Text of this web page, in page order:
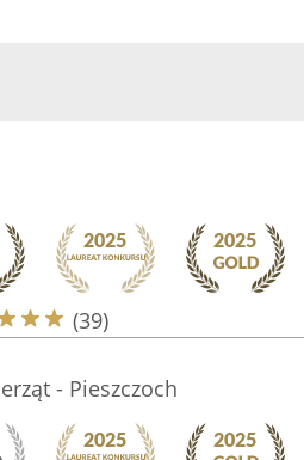
(39)
- Pieszczoch